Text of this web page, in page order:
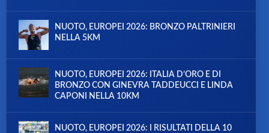
NUOTO, EUROPEI 2026: BRONZO PALTRINIERI
NELLA 5KM
NUOTO, EUROPEI 2026: ITALIA D’ORO E DI
BRONZO CON GINEVRA TADDEUCCI E LINDA
CAPONI NELLA 10KM
NUOTO, EUROPEI 2026: I RISULTATI DELLA 10